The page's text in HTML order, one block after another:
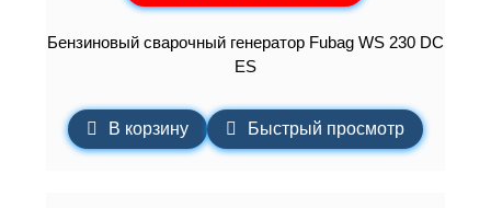
Бензиновый сварочный генератор Fubag WS 230 DC
ES
В корзину Быстрый просмотр